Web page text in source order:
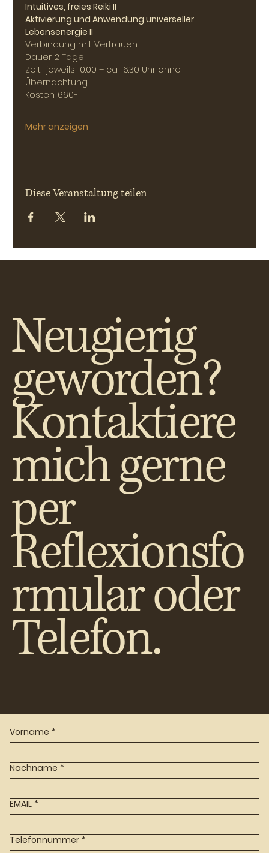
Intuitives, freies Reiki II
Aktivierung und Anwendung universeller
Lebensenergie II
Verbindung mit Vertrauen
Dauer: 2 Tage
Zeit:  jeweils 10.00 – ca. 16.30 Uhr ohne
Übernachtung
Kosten: 660.-
Mehr anzeigen
Diese Veranstaltung teilen
Neugierig
geworden?
Kontaktiere
mich gerne
per
Reflexionsfo
rmular oder
Telefon.
Vorname *
Nachname *
EMAIL *
Telefonnummer *